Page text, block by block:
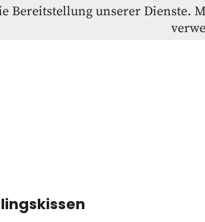
Bereitstellung unserer Dienste.